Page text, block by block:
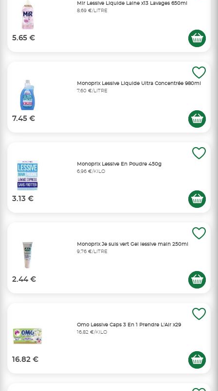
Mir Lessive Liquide Laine x13 Lavages 650ml
8,69 €/LITRE
5.65 €
Monoprix Lessive Liquide Ultra Concentrée 980ml
7,60 €/LITRE
7.45 €
Monoprix Lessive En Poudre 450g
6,96 €/KILO
3.13 €
Monoprix Je suis vert Gel lessive main 250ml
9,76 €/LITRE
2.44 €
Omo Lessive Caps 3 En 1 Prendre L'Air x29
16,82 €/KILO
16.82 €